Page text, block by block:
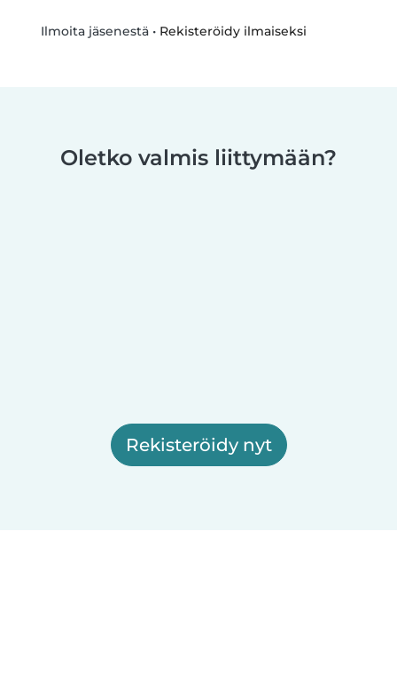
Ilmoita jäsenestä• Rekisteröidy ilmaiseksi
Oletko valmis liittymään?
Rekisteröidy nyt